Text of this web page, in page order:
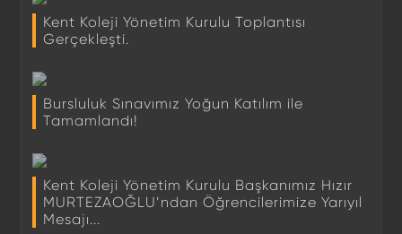
Kent Koleji Yönetim Kurulu Toplantısı
Gerçekleşti.
Bursluluk Sınavımız Yoğun Katılım ile
Tamamlandı!
Kent Koleji Yönetim Kurulu Başkanımız Hızır
MURTEZAOĞLU’ndan Öğrencilerimize Yarıyıl
Mesajı...